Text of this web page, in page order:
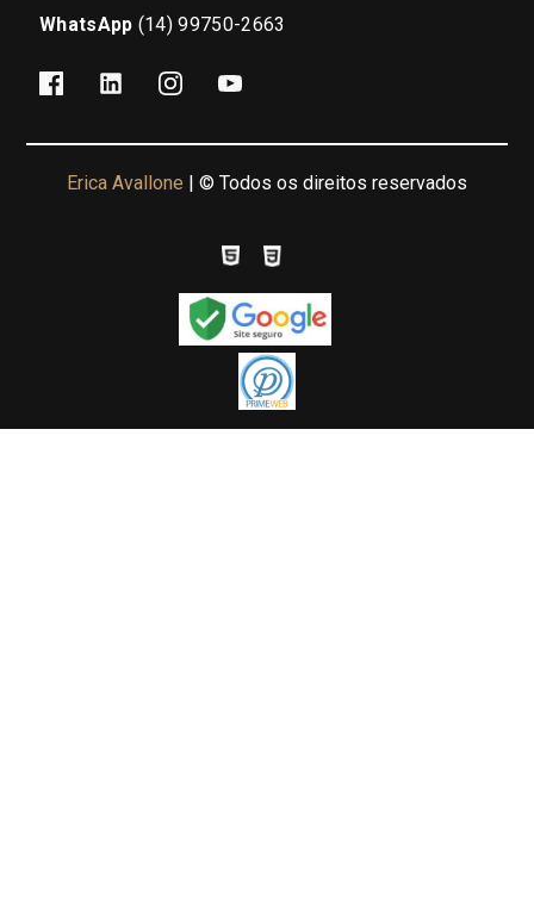
WhatsApp (14) 99750-2663
Erica Avallone | © Todos os direitos reservados